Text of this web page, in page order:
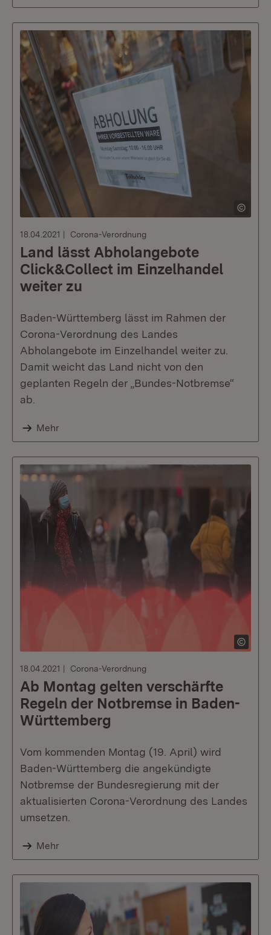
18.04.2021 Corona-Verordnung
Land lässt Abholangebote
Click&Collect im Einzelhandel
weiter zu
Baden-Württemberg lässt im Rahmen der
Corona-Verordnung des Landes
Abholangebote im Einzelhandel weiter zu.
Damit weicht das Land nicht von den
geplanten Regeln der „Bundes-Notbremse“
ab.
Mehr
18.04.2021 Corona-Verordnung
Ab Montag gelten verschärfte
Regeln der Notbremse in Baden-
Württemberg
Vom kommenden Montag (19. April) wird
Baden-Württemberg die angekündigte
Notbremse der Bundesregierung mit der
aktualisierten Corona-Verordnung des Landes
umsetzen.
Mehr